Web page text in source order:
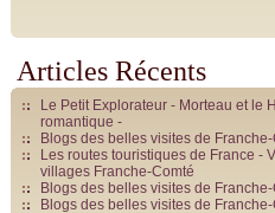
Articles Récents
Le Petit Explorateur - Morteau et le
romantique -
Blogs des belles visites de
Les routes touristiques de France -
villages Franche-Comté
Blogs des belles visites de
Blogs des belles visites de